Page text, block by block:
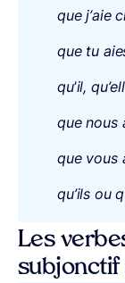
que j’aie
que tu
qu’il,
que nous
que vous
qu’ils ou
Les
subjonctif